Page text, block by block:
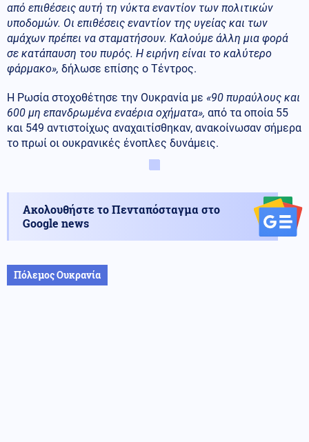
από επιθέσεις αυτή τη νύκτα εναντίον των πολιτικών
υποδομών. Οι επιθέσεις εναντίον της υγείας και των
αμάχων πρέπει να σταματήσουν. Καλούμε άλλη μια φορά
σε κατάπαυση του πυρός. Η ειρήνη είναι το καλύτερο
φάρμακο», δήλωσε επίσης ο Τέντρος.
Η Ρωσία στοχοθέτησε την Ουκρανία με «90 πυραύλους και
600 μη επανδρωμένα εναέρια οχήματα», από τα οποία 55
και 549 αντιστοίχως αναχαιτίσθηκαν, ανακοίνωσαν σήμερα
το πρωί οι ουκρανικές ένοπλες δυνάμεις.
Ακολουθήστε το Πενταπόσταγμα στο
Google news
Πόλεμος Ουκρανία